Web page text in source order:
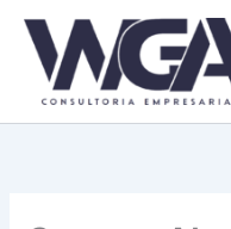
para
conteúdo